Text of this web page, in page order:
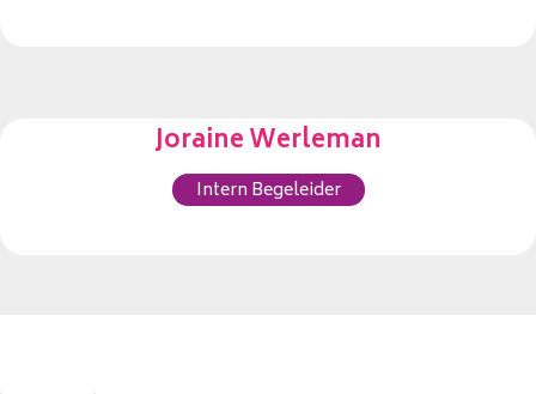
Joraine Werleman
Intern Begeleider